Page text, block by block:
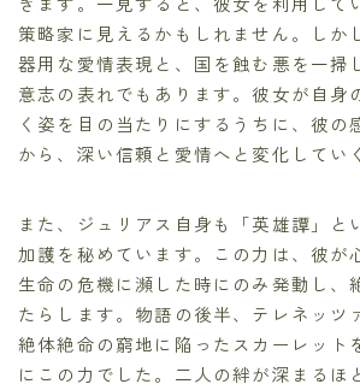
策略家に見えるかもしれません。しか
器用な愛情表現と、国を蝕む悪を一掃
意志の表れでもあります。彼女が自身
く姿を目の当たりにするうちに、彼の
から、深い信頼と愛情へと変化してい
また、ジュリアス自身も「英雄譚」と
加護を秘めています。この力は、彼が
生命の危機に瀕した時にのみ発動し、
たらします。物語の後半、テレネッツ
絶体絶命の窮地に陥ったスカーレット
にこの力でした。二人の絆が深まるほ